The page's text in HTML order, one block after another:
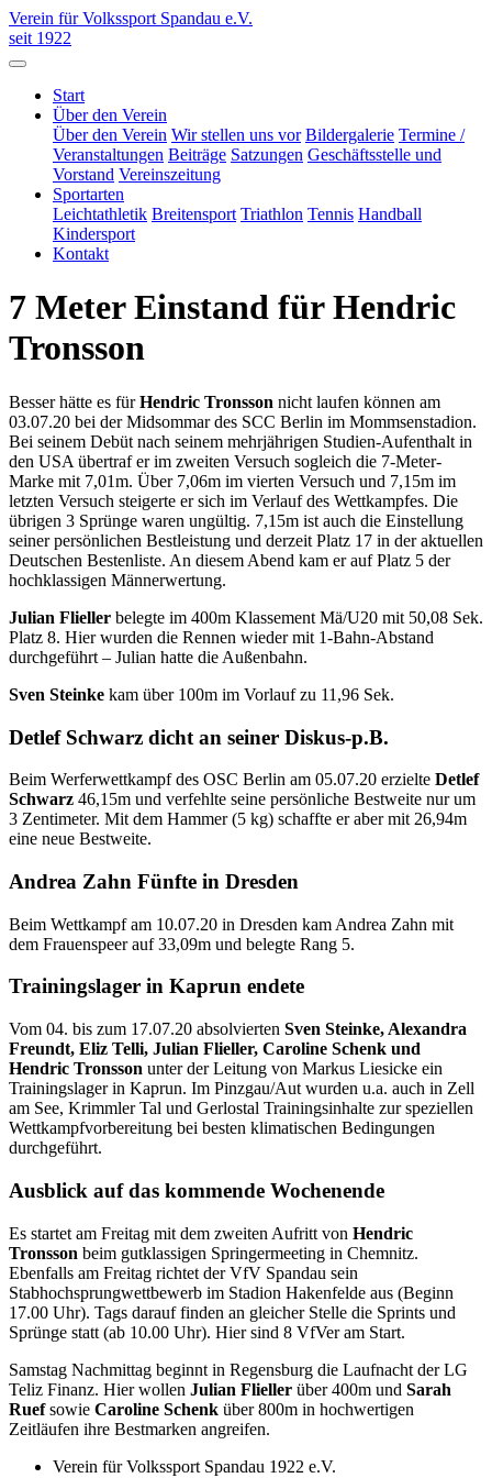
Verein für Volkssport Spandau e.V.
seit 1922
Start
Über den Verein
Über den Verein Wir stellen uns vor Bildergalerie Termine /
Veranstaltungen Beiträge Satzungen Geschäftsstelle und
Vorstand Vereinszeitung
Sportarten
Leichtathletik Breitensport Triathlon Tennis Handball
Kindersport
Kontakt
7 Meter Einstand für Hendric
Tronsson
Besser hätte es fürHendric Tronsson nicht laufen können am
03.07.20 bei der Midsommar des SCC Berlin im Mommsenstadion.
Bei seinem Debüt nach seinem mehrjährigen Studien-Aufenthalt in
den USA übertraf er im zweiten Versuch sogleich die 7-Meter-
Marke mit 7,01m. Über 7,06m im vierten Versuch und 7,15m im
letzten Versuch steigerte er sich im Verlauf des Wettkampfes. Die
übrigen 3 Sprünge waren ungültig. 7,15m ist auch die Einstellung
seiner persönlichen Bestleistung und derzeit Platz 17 in der aktuellen
Deutschen Bestenliste. An diesem Abend kam er auf Platz 5 der
hochklassigen Männerwertung.
Julian Flieller belegte im 400m Klassement Mä/U20 mit 50,08 Sek.
Platz 8. Hier wurden die Rennen wieder mit 1-Bahn-Abstand
durchgeführt – Julian hatte die Außenbahn.
Sven Steinke kam über 100m im Vorlauf zu 11,96 Sek.
Detlef Schwarz dicht an seiner Diskus-p.B.
Beim Werferwettkampf des OSC Berlin am 05.07.20 erzielte Detlef
Schwarz 46,15m und verfehlte seine persönliche Bestweite nur um
3 Zentimeter. Mit dem Hammer (5 kg) schaffte er aber mit 26,94m
eine neue Bestweite.
Andrea Zahn Fünfte in Dresden
Beim Wettkampf am 10.07.20 in Dresden kam Andrea Zahn mit
dem Frauenspeer auf 33,09m und belegte Rang 5.
Trainingslager in Kaprun endete
Vom 04. bis zum 17.07.20 absolvierten Sven Steinke, Alexandra
Freundt, Eliz Telli, Julian Flieller, Caroline Schenk und
Hendric Tronsson unter der Leitung von Markus Liesicke ein
Trainingslager in Kaprun. Im Pinzgau/Aut wurden u.a. auch in Zell
am See, Krimmler Tal und Gerlostal Trainingsinhalte zur speziellen
Wettkampfvorbereitung bei besten klimatischen Bedingungen
durchgeführt.
Ausblick auf das kommende Wochenende
Es startet am Freitag mit dem zweiten Aufritt von Hendric
Tronsson beim gutklassigen Springermeeting in Chemnitz.
Ebenfalls am Freitag richtet der VfV Spandau sein
Stabhochsprungwettbewerb im Stadion Hakenfelde aus (Beginn
17.00 Uhr). Tags darauf finden an gleicher Stelle die Sprints und
Sprünge statt (ab 10.00 Uhr). Hier sind 8 VfVer am Start.
Samstag Nachmittag beginnt in Regensburg die Laufnacht der LG
Teliz Finanz. Hier wollen Julian Flieller über 400m und Sarah
Ruefsowie Caroline Schenk über 800m in hochwertigen
Zeitläufen ihre Bestmarken angreifen.
Verein für Volkssport Spandau 1922 e.V.